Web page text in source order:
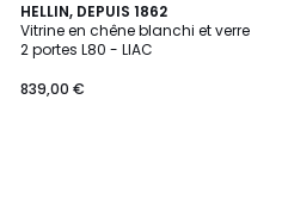
HELLIN, DEPUIS 1862
Vitrine en chêne blanchi et verre
2 portes L80 - LIAC
839,00 €